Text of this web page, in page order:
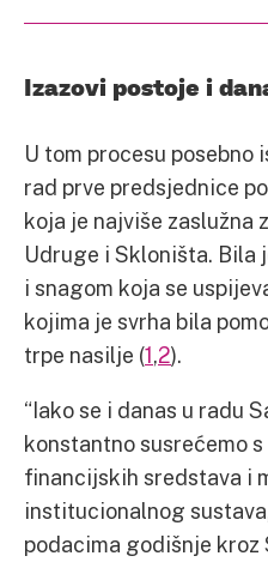
Izazovi postoje i
U tom procesu
rad prve predsjednice
koja je najviše zaslužna
Udruge i Skloništa. Bila
i snagom koja se
kojima je svrha bila
trpe nasilje (1,2).
“Iako se i danas u radu
konstantno susrećemo
financijskih sredstava i
institucionalnog
podacima godišnje